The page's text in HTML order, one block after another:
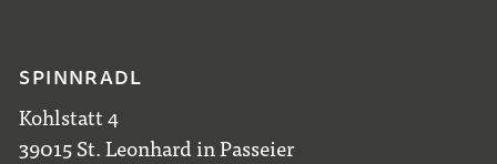
SPINNRADL
Kohlstatt 4
39015 St. Leonhard in Passeier